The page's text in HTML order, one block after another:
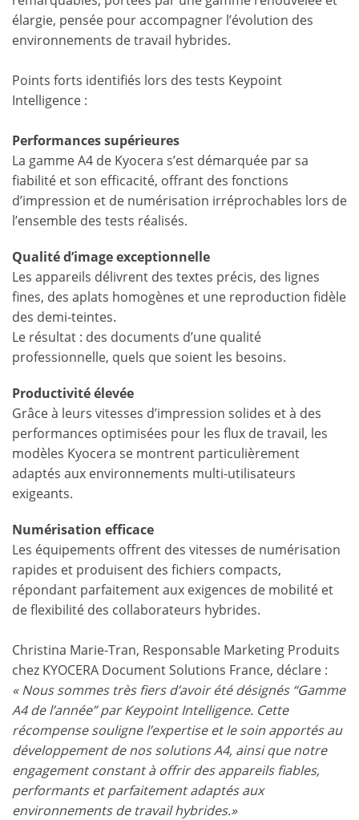
élargie, pensée pour accompagner l’évolution des
environnements de travail hybrides.
Points forts identifiés lors des tests Keypoint
Intelligence :
Performances supérieures
La gamme A4 de Kyocera s’est démarquée par sa
fiabilité et son efficacité, offrant des fonctions
d’impression et de numérisation irréprochables lors de
l’ensemble des tests réalisés.
Qualité d’image exceptionnelle
Les appareils délivrent des textes précis, des lignes
fines, des aplats homogènes et une reproduction fidèle
des demi-teintes.
Le résultat : des documents d’une qualité
professionnelle, quels que soient les besoins.
Productivité élevée
Grâce à leurs vitesses d’impression solides et à des
performances optimisées pour les flux de travail, les
modèles Kyocera se montrent particulièrement
adaptés aux environnements multi-utilisateurs
exigeants.
Numérisation efficace
Les équipements offrent des vitesses de numérisation
rapides et produisent des fichiers compacts,
répondant parfaitement aux exigences de mobilité et
de flexibilité des collaborateurs hybrides.
Christina Marie-Tran, Responsable Marketing Produits
chez KYOCERA Document Solutions France, déclare :
« Nous sommes très fiers d’avoir été désignés “Gamme
A4 de l’année” par Keypoint Intelligence. Cette
récompense souligne l’expertise et le soin apportés au
développement de nos solutions A4, ainsi que notre
engagement constant à offrir des appareils fiables,
performants et parfaitement adaptés aux
environnements de travail hybrides.»